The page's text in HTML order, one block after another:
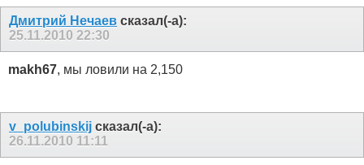
Дмитрий Нечаев сказал(-а):
25.11.2010 22:30
makh67, мы ловили на 2,150
v_polubinskij сказал(-а):
26.11.2010 11:11